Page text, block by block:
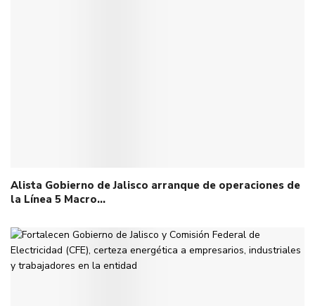
Alista Gobierno de Jalisco arranque de operaciones de
la Línea 5 Macro…